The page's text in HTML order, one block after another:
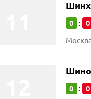
0 : 0
0 : 0